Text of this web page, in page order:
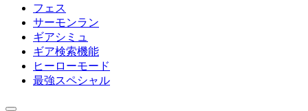
フェス
サーモンラン
ギアシミュ
ギア検索機能
ヒーローモード
最強スペシャル